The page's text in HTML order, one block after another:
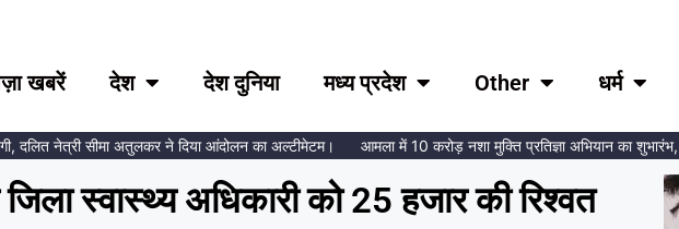
खबरें देश देश दुनिया मध्य प्रदेश Other धर्म
नेत्री सीमा अतुलकर ने दिया आंदोलन का अल्टीमेटम। आमला में 10 करोड़ नशा मुक्ति प्रतिज्ञा अभियान का शुभारंभ,
स्वास्थ्य अधिकारी को 25 हजार की रिश्वत